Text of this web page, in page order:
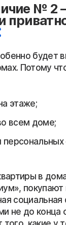
№ 2
будет
Потому
этаже;
всем доме;
в
не до конца